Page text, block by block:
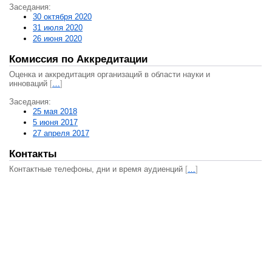
Заседания:
30 октября 2020
31 июля 2020
26 июня 2020
Комиссия по Аккредитации
Оценка и аккредитация организаций в области науки и
инноваций […]
Заседания:
25 мая 2018
5 июня 2017
27 апреля 2017
Контакты
Контактные телефоны, дни и время аудиенций […]